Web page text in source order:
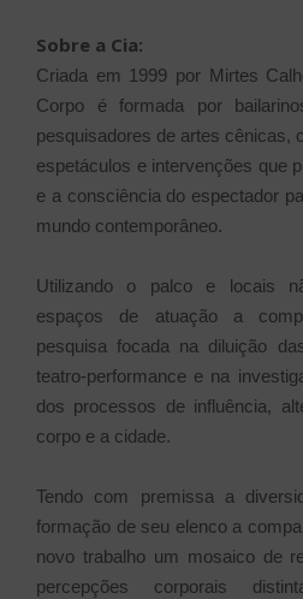
Sobre a Cia:
Criada em 1999 por Mirtes
Corpo é formada por
pesquisadores de artes cênicas,
espetáculos e intervenções que
e a consciência do espectador
mundo contemporâneo.
Utilizando o palco e locais
espaços de atuação a
pesquisa focada na diluição
teatro-performance e na
dos processos de influência,
corpo e a cidade.
Tendo com premissa a
formação de seu elenco a
novo trabalho um mosaico de
percepções corporais